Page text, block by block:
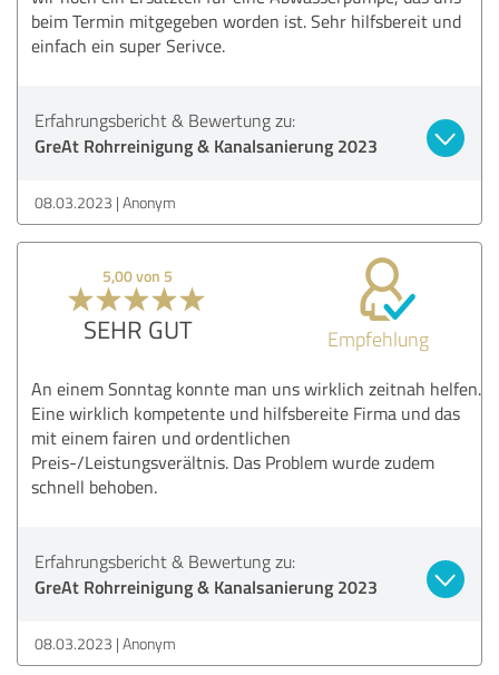
beim Termin mitgegeben worden ist. Sehr hilfsbereit und
einfach ein super Serivce.
Erfahrungsbericht & Bewertung zu:
GreAt Rohrreinigung & Kanalsanierung 2023
08.03.2023 Anonym
5,00 von 5
SEHR GUT Empfehlung
An einem Sonntag konnte man uns wirklich zeitnah helfen.
Eine wirklich kompetente und hilfsbereite Firma und das
mit einem fairen und ordentlichen
Preis-/Leistungsverältnis. Das Problem wurde zudem
schnell behoben.
Erfahrungsbericht & Bewertung zu:
GreAt Rohrreinigung & Kanalsanierung 2023
08.03.2023 Anonym